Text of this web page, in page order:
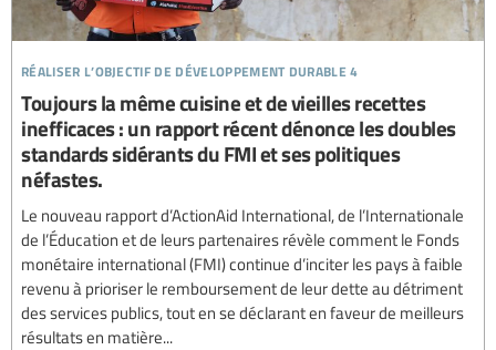
réaliser l’objectif de développement durable 4
Toujours la même cuisine et de vieilles recettes
inefficaces : un rapport récent dénonce les doubles
standards sidérants du FMI et ses politiques
néfastes.
Le nouveau rapport d’ActionAid International, de l’Internationale
de l’Éducation et de leurs partenaires révèle comment le Fonds
monétaire international (FMI) continue d’inciter les pays à faible
revenu à prioriser le remboursement de leur dette au détriment
des services publics, tout en se déclarant en faveur de meilleurs
résultats en matière...